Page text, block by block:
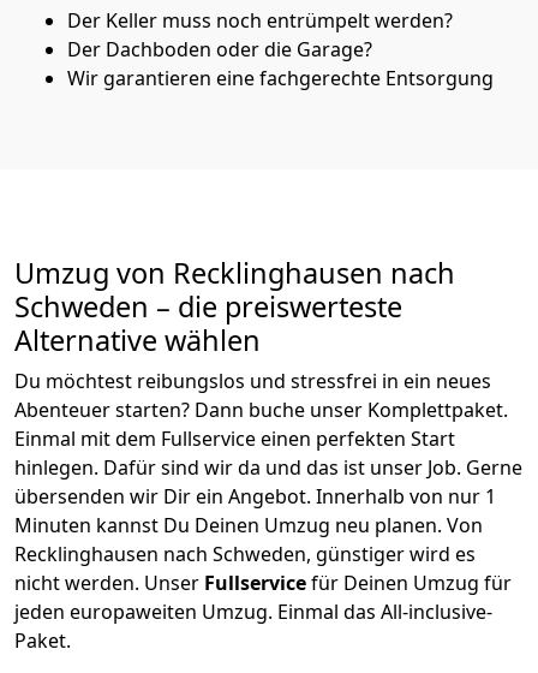
Der Keller muss noch entrümpelt werden?
Der Dachboden oder die Garage?
Wir garantieren eine fachgerechte Entsorgung
Umzug von Recklinghausen nach
Schweden – die preiswerteste
Alternative wählen
Du möchtest reibungslos und stressfrei in ein neues
Abenteuer starten? Dann buche unser Komplettpaket.
Einmal mit dem Fullservice einen perfekten Start
hinlegen. Dafür sind wir da und das ist unser Job. Gerne
übersenden wir Dir ein Angebot. Innerhalb von nur 1
Minuten kannst Du Deinen Umzug neu planen. Von
Recklinghausen nach Schweden, günstiger wird es
nicht werden. Unser Fullservicefür Deinen Umzug für
jeden europaweiten Umzug. Einmal das All-inclusive-
Paket.